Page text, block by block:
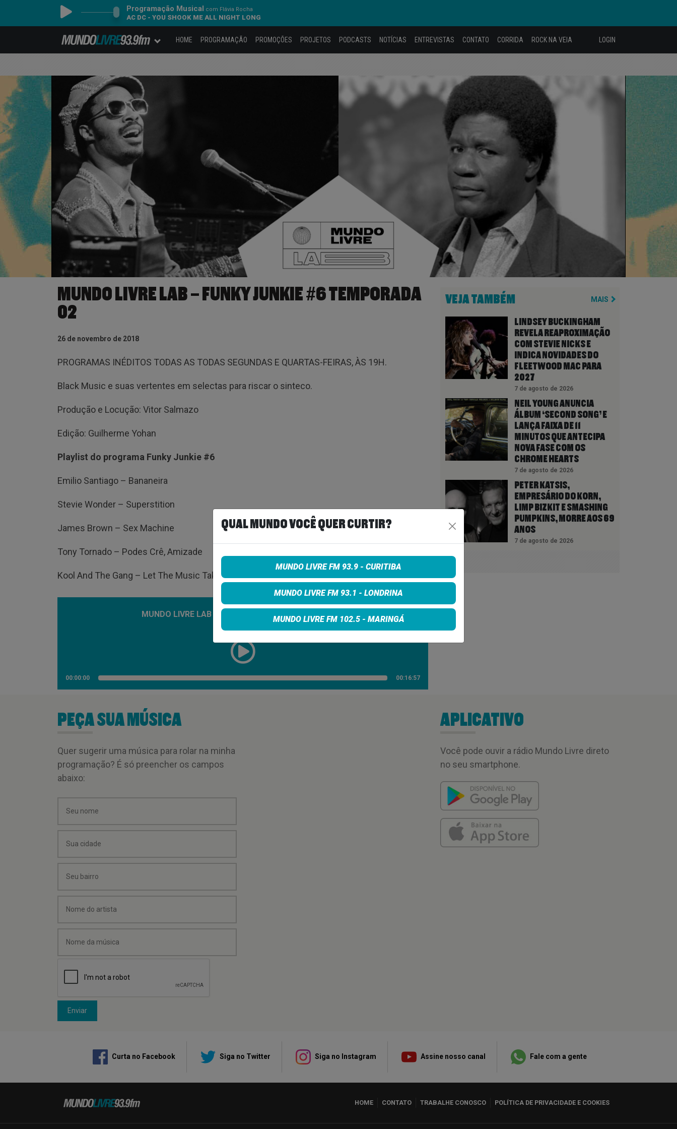
Programação Musical com Flávia Rocha
AC DC - YOU SHOOK ME ALL NIGHT LONG
HOME PROGRAMAÇÃO PROMOÇÕES PROJETOS PODCASTS NOTÍCIAS ENTREVISTAS CONTATO CORRIDA ROCK NA VEIA LOGIN
MUNDO LIVRE LAB – FUNKY JUNKIE #6 TEMPORADA
02
26 de novembro de 2018
PROGRAMAS INÉDITOS TODAS AS TODAS SEGUNDAS E QUARTAS-FEIRAS, ÀS 19H.
Black Music e suas vertentes em selectas para riscar o sinteco.
Produção e Locução: Vitor Salmazo
Edição: Guilherme Yohan
Playlist do programa Funky Junkie #6
Emilio Santiago – Bananeira
Stevie Wonder – Superstition
James Brown – Sex Machine
Tony Tornado – Podes Crê, Amizade
Kool And The Gang – Let The Music Take Your Mind
MUNDO LIVRE LAB – FUNKY JUNKIE #6 Temporada 02
00:00:00 00:16:57
VEJA TAMBÉM MAIS
LINDSEY BUCKINGHAM
REVELA REAPROXIMAÇÃO
COM STEVIE NICKS E
INDICA NOVIDADES DO
FLEETWOOD MAC PARA
2027
7 de agosto de 2026
NEIL YOUNG ANUNCIA
ÁLBUM ‘SECOND SONG’ E
LANÇA FAIXA DE 11
MINUTOS QUE ANTECIPA
NOVA FASE COM OS
CHROME HEARTS
7 de agosto de 2026
PETER KATSIS,
EMPRESÁRIO DO KORN,
LIMP BIZKIT E SMASHING
PUMPKINS, MORRE AOS 69
ANOS
7 de agosto de 2026
PEÇA SUA MÚSICA
Quer sugerir uma música para rolar na minha
programação? É só preencher os campos
abaixo:
Enviar
APLICATIVO
Você pode ouvir a rádio Mundo Livre direto
no seu smartphone.
Curta no Facebook Siga no Twitter Siga no Instagram Assine nosso canal Fale com a gente
HOME CONTATO TRABALHE CONOSCO POLÍTICA DE PRIVACIDADE E COOKIES
QUAL MUNDO VOCÊ QUER CURTIR?
MUNDO LIVRE FM 93.9 - CURITIBA
MUNDO LIVRE FM 93.1 - LONDRINA
MUNDO LIVRE FM 102.5 - MARINGÁ